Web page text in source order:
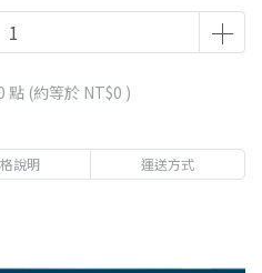
點 (約等於 NT$0 )
說明 運送方式